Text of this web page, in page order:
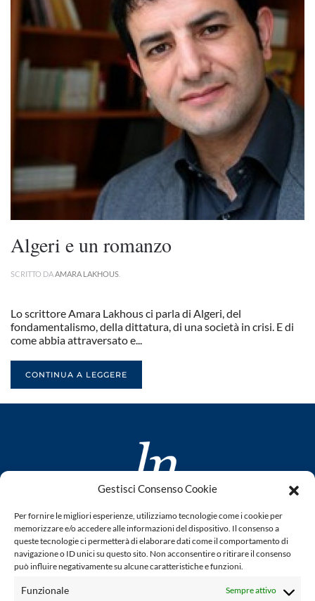
Gestisci Consenso Cookie
Per fornire le migliori esperienze, utilizziamo tecnologie come i cookie per
memorizzare e/o accedere alle informazioni del dispositivo. Il consenso a
queste tecnologie ci permetterà di elaborare dati come il comportamento di
navigazione o ID unici su questo sito. Non acconsentire o ritirare il consenso
può influire negativamente su alcune caratteristiche e funzioni.
Funzionale Sempre attivo
Algeri e un romanzo
SCRITTO DAAMARA LAKHOUS
Lo scrittore Amara Lakhous ci parla di Algeri, del
fondamentalismo, della dittatura, di una società in crisi. E di
come abbia attraversato e...
CONTINUA A LEGGERE
www.laletteraturaenoi.it
fondato da Romano Luperini
Questo blog non rappresenta una testata giornalistica in
quanto viene aggiornato senza alcuna periodicità. Non può
legge n° 62 del 7.03.2001. L'autore non è responsabile per